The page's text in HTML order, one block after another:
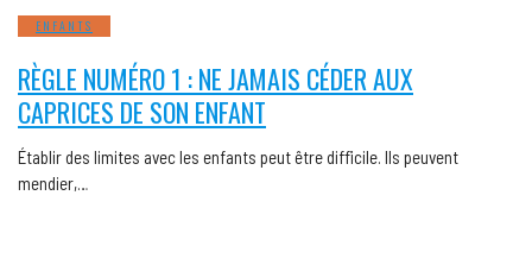
ENFANTS
RÈGLE NUMÉRO 1 : NE JAMAIS CÉDER AUX
CAPRICES DE SON ENFANT
Établir des limites avec les enfants peut être difficile. Ils peuvent
mendier,…